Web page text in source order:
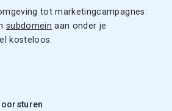
tot marketingcampagnes:
subdomein aan onder je
kosteloos.